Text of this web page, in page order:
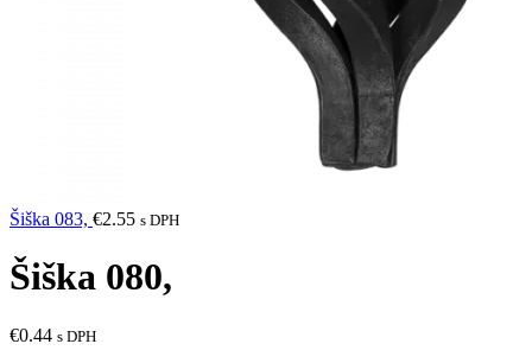
Šiška 083, €2.55 s DPH
Šiška 080,
€0.44 s DPH